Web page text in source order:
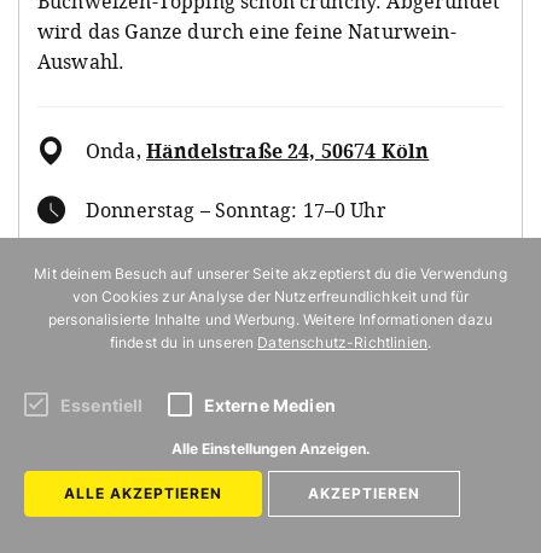
wird das Ganze durch eine feine Naturwein-
Auswahl.
Onda, Händelstraße 24, 50674 Köln
Donnerstag – Sonntag: 17–0 Uhr
MEHR INFO
Mit deinem Besuch auf unserer Seite akzeptierst du die Verwendung
von Cookies zur Analyse der Nutzerfreundlichkeit und für
personalisierte Inhalte und Werbung. Weitere Informationen dazu
findest du in unseren Datenschutz-Richtlinien.
Essentiell Externe Medien
Alle Einstellungen Anzeigen.
ALLE AKZEPTIEREN AKZEPTIEREN